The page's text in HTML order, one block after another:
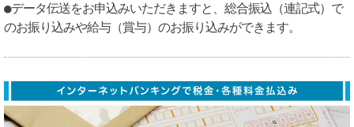
●データ伝送をお申込みいただきますと、総合振込（連記式）で
のお振り込みや給与（賞与）のお振り込みができます。